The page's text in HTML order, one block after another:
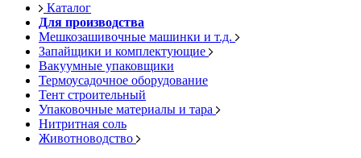
Каталог
Для производства
Мешкозашивочные машинки и т.д.
Запайщики и комплектующие
Вакуумные упаковщики
Термоусадочное оборудование
Тент строительный
Упаковочные материалы и тара
Нитритная соль
Животноводство